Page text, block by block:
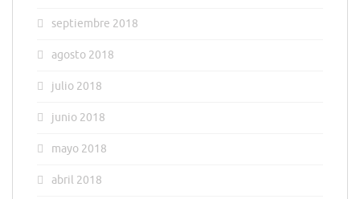
septiembre 2018
agosto 2018
julio 2018
junio 2018
mayo 2018
abril 2018